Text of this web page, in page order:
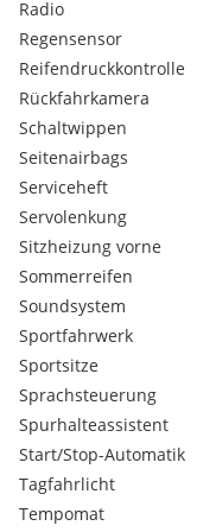
Service nur bei Porsche!
BESCHÄDIGUNGEN:
* keine Vorhanden
(Information vom
—————
Tipp:
SIE MÖCHTEN IHR
Ihr Fahrzeug + unser
Sprechen Sie uns gerne
—————
Lieferung:
Radio
Regensensor
Reifendruckkontrolle
Rückfahrkamera
Schaltwippen
Seitenairbags
Serviceheft
Servolenkung
Sitzheizung vorne
Sommerreifen
Soundsystem
Sportfahrwerk
Sportsitze
Sprachsteuerung
Spurhalteassistent
Start/Stop-Automatik
Tagfahrlicht
Tempomat